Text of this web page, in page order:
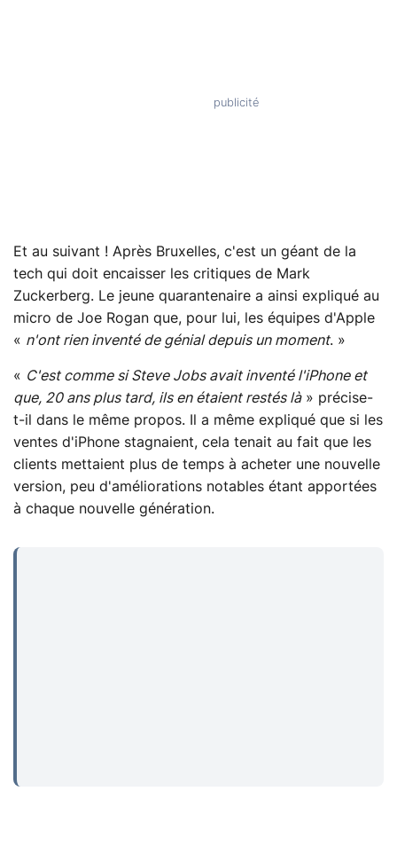
Et au suivant ! Après Bruxelles, c'est un géant de la
tech qui doit encaisser les critiques de Mark
Zuckerberg. Le jeune quarantenaire a ainsi expliqué au
micro de Joe Rogan que, pour lui, les équipes d'Apple
« n'ont rien inventé de génial depuis un moment. »
« C'est comme si Steve Jobs avait inventé l'iPhone et
que, 20 ans plus tard, ils en étaient restés là» précise-
t-il dans le même propos. Il a même expliqué que si les
ventes d'iPhone stagnaient, cela tenait au fait que les
clients mettaient plus de temps à acheter une nouvelle
version, peu d'améliorations notables étant apportées
à chaque nouvelle génération.